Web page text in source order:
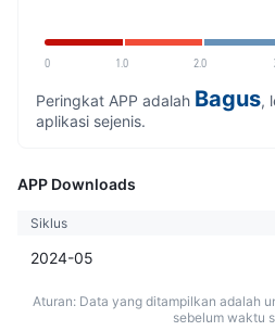
0 1.0 2.0
Peringkat APP adalah Bagus,
aplikasi sejenis.
APP Downloads
Siklus
2024-05
Aturan: Data yang ditampilkan adalah
sebelum waktu